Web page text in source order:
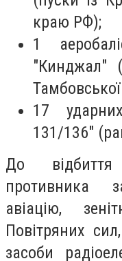
краю РФ);
1
"Кинджал"
17
131/136"
До відбиття
противника
авіацію,
Повітряних
засоби